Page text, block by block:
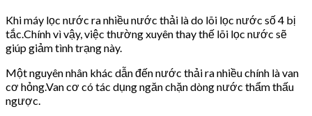
Khi máy lọc nước ra nhiều nước thải là do lõi lọc nước số 4 bị
tắc.Chính vì vậy, việc thường xuyên thay thế lõi lọc nước sẽ
giúp giảm tình trạng này.
Một nguyên nhân khác dẫn đến nước thải ra nhiều chính là van
cơ hỏng.Van cơ có tác dụng ngăn chặn dòng nước thẩm thấu
ngược.